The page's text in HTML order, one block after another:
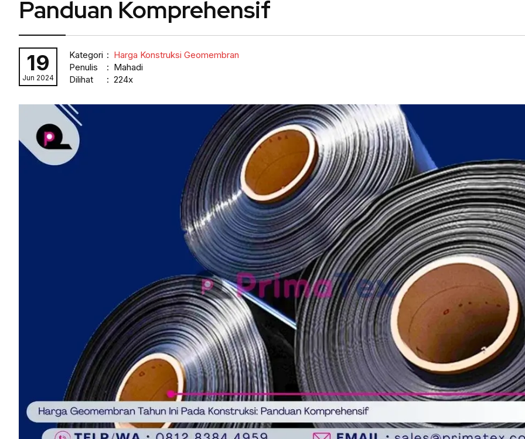
Panduan Komprehensif
19
Jun 2024
Kategori : Harga Konstruksi Geomembran
Penulis
: Mahadi
Dilihat
: 224x